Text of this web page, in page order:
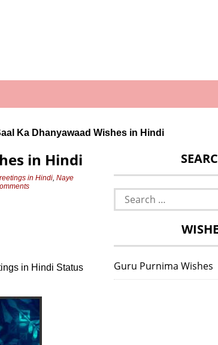
Ka Dhanyawaad Wishes in Hindi
in Hindi
in Hindi, Naye
in Hindi Status
Search
for:
Guru Purnima Wishes